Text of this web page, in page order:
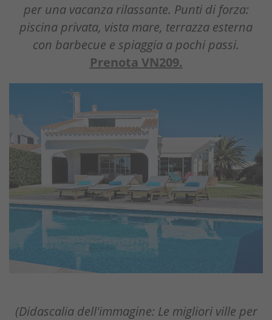
per una vacanza rilassante. Punti di forza:
piscina privata, vista mare, terrazza esterna
con barbecue e spiaggia a pochi passi.
Prenota VN209.
(Didascalia dell'immagine: Le migliori ville per